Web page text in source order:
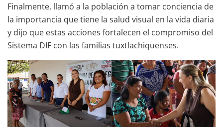
Finalmente, llamó a la población a tomar conciencia de
la importancia que tiene la salud visual en la vida diaria
y dijo que estas acciones fortalecen el compromiso del
Sistema DIF con las familias tuxtlachiquenses.